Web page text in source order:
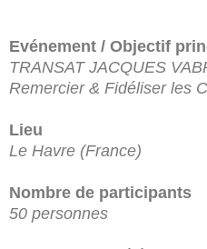
Evénement / Objectif
TRANSAT JACQUES
Remercier & Fidéliser les
Lieu
Le Havre (France)
Nombre de participants
50 personnes